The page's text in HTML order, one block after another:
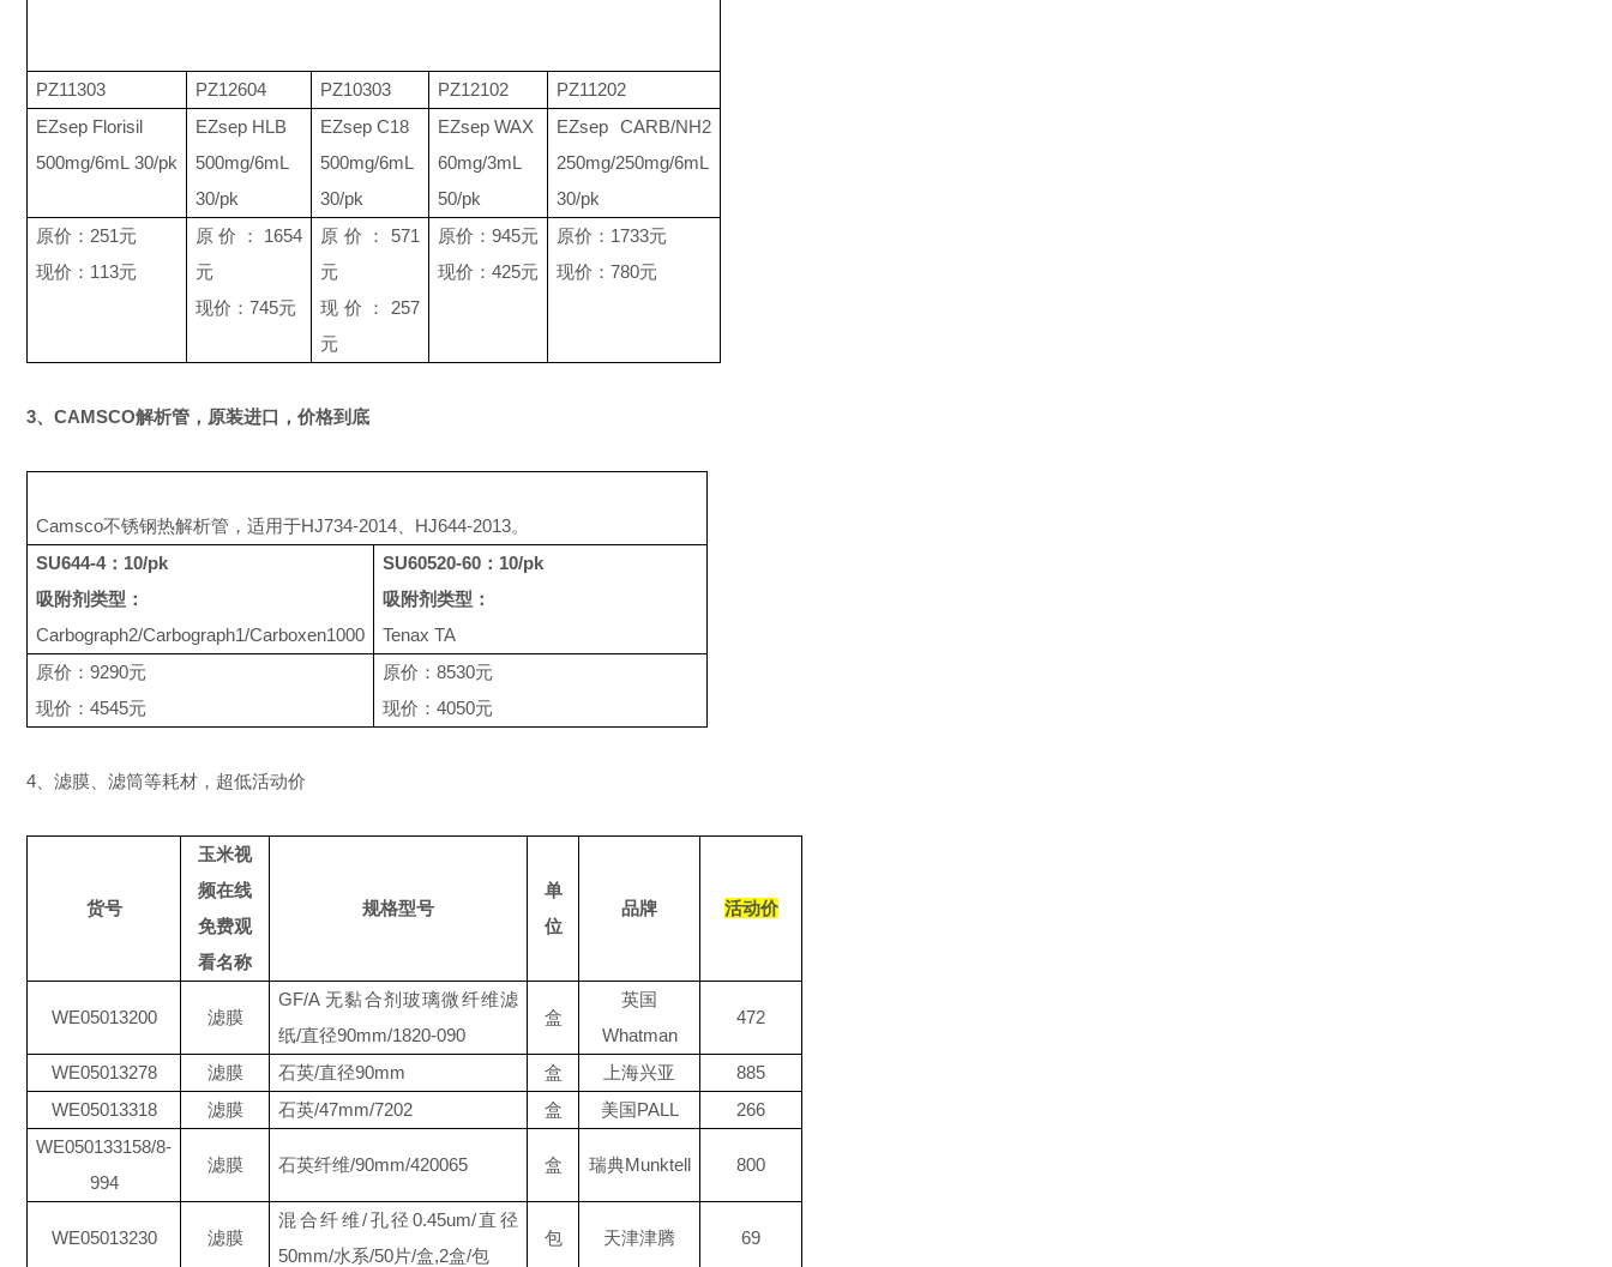
PZ11303 PZ12604 PZ10303 PZ12102
PZ11202
EZsep Florisil
500mg/6mL 30/pk
EZsep HLB
500mg/6mL
30/pk
EZsep C18
500mg/6mL
30/pk
EZsep WAX
60mg/3mL
50/pk
EZsep CARB/NH2
250mg/250mg/6mL
30/pk
原价： 251元
现价： 113元
原价： 1654
元
现价： 745元
原价： 571
元
现价： 257
元
原价： 945元
现价： 425元
原价： 1733元
现价： 780元
3、 CAMSCO解析管，原装进口 ，价格到底
Camsco不锈钢热解析管，适用于HJ734-2014 HJ644-2013。
SU644-4： 10/pk
吸附剂类型：
Carbograph2/Carbograph1/Carboxen1000
SU60520-60 ： 10/pk
吸附剂类型：
Tenax TA
原价： 9290元
现价： 4545元
原价： 8530元
现价： 4050元
4、 滤膜、滤筒等耗材，超低活动价
货号
玉米视
频在线
免费观
看名称
规格型号
单
位
品牌 活动价
WE05013200 滤膜
GF/A 无黏合剂玻璃微纤维滤
纸/直径90mm/1820-090
盒
英国
Whatman
472
WE05013278 滤膜 石英/直径90mm 盒 上海兴亚
885
WE05013318
滤膜 石英/47mm/7202 盒 美国PALL
266
WE050133158/8-
994
滤膜 石英纤维/90mm/420065 盒 瑞典Munktell 800
WE05013230 滤膜
混合纤维/孔径0.45um/直径
50mm/水系/50片/盒,2盒/包
包 天津津腾 69